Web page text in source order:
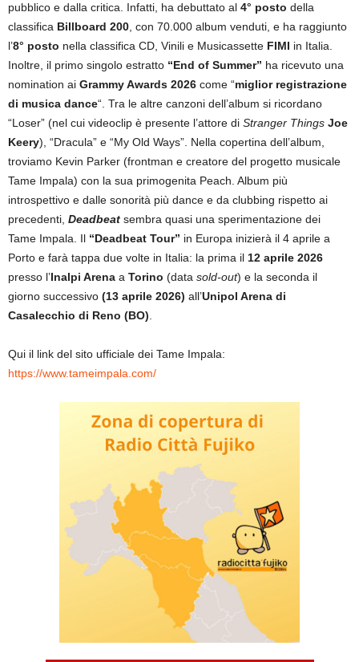
pubblico e dalla critica. Infatti, ha debuttato al 4° posto della
classifica Billboard 200, con 70.000 album venduti, e ha raggiunto
l’8° posto nella classifica CD, Vinili e Musicassette FIMI in Italia.
Inoltre, il primo singolo estratto “End of Summer” ha ricevuto una
nomination ai Grammy Awards 2026 come “miglior registrazione
di musica dance“. Tra le altre canzoni dell’album si ricordano
“Loser” (nel cui videoclip è presente l’attore di Stranger Things Joe
Keery), “Dracula” e “My Old Ways”. Nella copertina dell’album,
troviamo Kevin Parker (frontman e creatore del progetto musicale
Tame Impala) con la sua primogenita Peach. Album più
introspettivo e dalle sonorità più dance e da clubbing rispetto ai
precedenti, Deadbeat sembra quasi una sperimentazione dei
Tame Impala. Il “Deadbeat Tour” in Europa inizierà il 4 aprile a
Porto e farà tappa due volte in Italia: la prima il 12 aprile 2026
presso l’Inalpi Arena a Torino (data sold-out) e la seconda il
giorno successivo (13 aprile 2026) all’Unipol Arena di
Casalecchio di Reno (BO).
Qui il link del sito ufficiale dei Tame Impala:
https://www.tameimpala.com/